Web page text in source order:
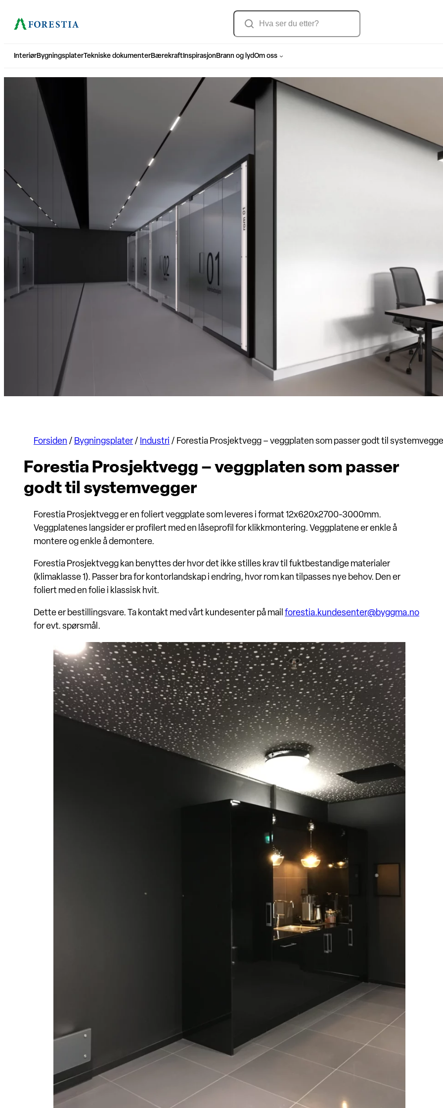
Søk
InteriørBygningsplaterTekniske dokumenterBærekraft Inspirasjon Brann og lydOm oss
Forsiden / Bygningsplater / Industri / Forestia Prosjektvegg – veggplaten som passer godt til
Forestia Prosjektvegg – veggplaten som passer
godt til systemvegger
Forestia Prosjektvegg er en foliert veggplate som leveres i format 12x620x2700-3000mm.
Veggplatenes langsider er profilert med en låseprofil for klikkmontering. Veggplatene er enkle å
montere og enkle å demontere.
Forestia Prosjektvegg kan benyttes der hvor det ikke stilles krav til fuktbestandige materialer
(klimaklasse 1). Passer bra for kontorlandskap i endring, hvor rom kan tilpasses nye behov. Den er
foliert med en folie i klassisk hvit.
Dette er bestillingsvare. Ta kontakt med vårt kundesenter på mail forestia.kundesenter@byggma.no
for evt. spørsmål.